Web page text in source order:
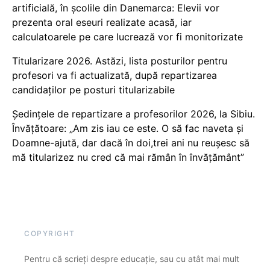
artificială, în școlile din Danemarca: Elevii vor
prezenta oral eseuri realizate acasă, iar
calculatoarele pe care lucrează vor fi monitorizate
Titularizare 2026. Astăzi, lista posturilor pentru
profesori va fi actualizată, după repartizarea
candidaților pe posturi titularizabile
Ședințele de repartizare a profesorilor 2026, la Sibiu.
Învățătoare: „Am zis iau ce este. O să fac naveta și
Doamne-ajută, dar dacă în doi,trei ani nu reușesc să
mă titularizez nu cred că mai rămân în învățământ”
COPYRIGHT
Pentru că scrieți despre educație, sau cu atât mai mult